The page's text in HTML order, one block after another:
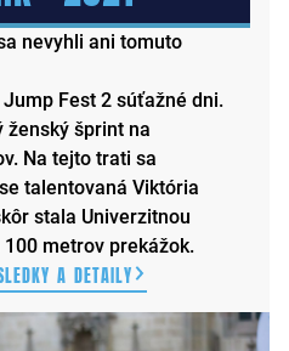
nevyhli ani tomuto
Fest 2 súťažné dni.
ženský šprint na
Na tejto trati sa
talentovaná Viktória
stala Univerzitnou
metrov prekážok.
a detaily